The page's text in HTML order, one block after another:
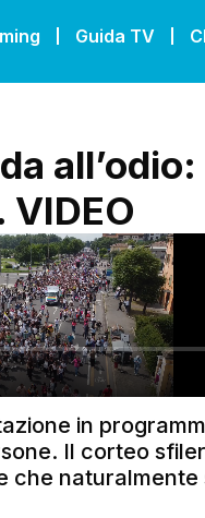
Guida TV
in
Il corteo
che naturalmente